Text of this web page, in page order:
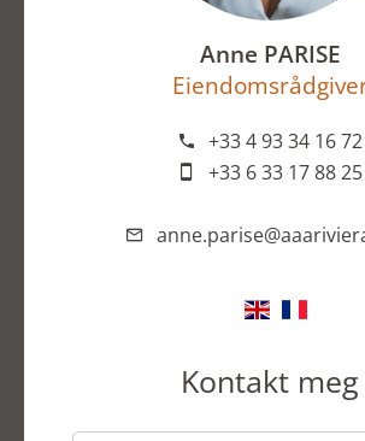
Anne PARISE
+33 4 93 34 16 72
+33 6 33 17 88 25
Kontakt meg